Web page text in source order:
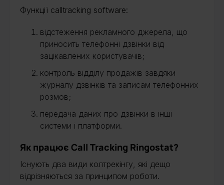
Функції calltracking software:
відстеження рекламного джерела, що
приносить телефонні дзвінки від
зацікавлених користувачів;
контроль відділу продажів завдяки
журналу дзвінків та записам телефонних
розмов;
передача даних про дзвінки в інші
системи і платформи.
Як працює Call Tracking Ringostat?
Існують два види колтрекінгу, які дещо
відрізняються за принципом роботи.